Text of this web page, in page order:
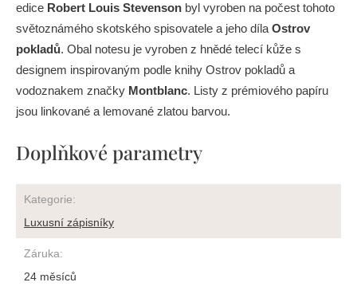
edice Robert Louis Stevenson byl vyroben na počest tohoto
světoznámého skotského spisovatele a jeho díla Ostrov
pokladů. Obal notesu je vyroben z hnědé telecí kůže s
designem inspirovaným podle knihy Ostrov pokladů a
vodoznakem značky Montblanc. Listy z prémiového papíru
jsou linkované a lemované zlatou barvou.
Doplňkové parametry
Kategorie:
Luxusní zápisníky
Záruka:
24 měsíců